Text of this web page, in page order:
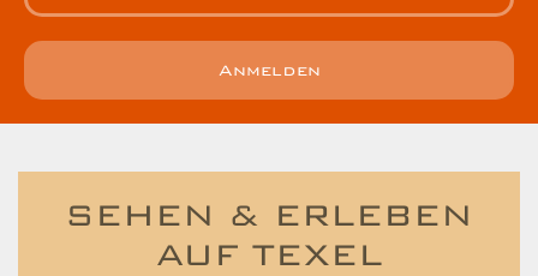
Anmelden
SEHEN & ERLEBEN
AUF TEXEL